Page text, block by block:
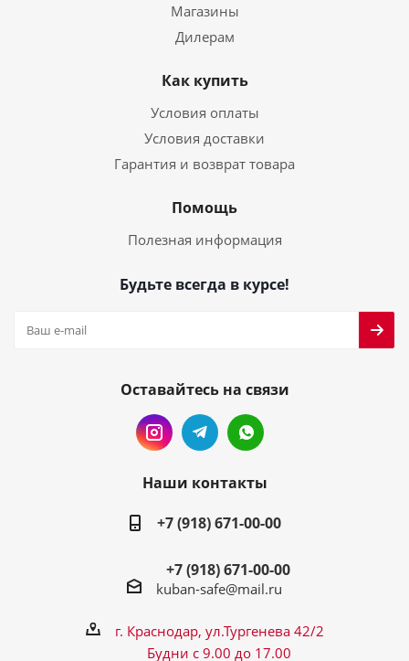
Магазины
Дилерам
Как купить
Условия оплаты
Условия доставки
Гарантия и возврат товара
Помощь
Полезная информация
Будьте всегда в курсе!
Оставайтесь на связи
Наши контакты
+7 (918) 671-00-00
+7 (918) 671-00-00
kuban-safe@mail.ru
г. Краснодар, ул.Тургенева 42/2
Будни с 9.00 до 17.00